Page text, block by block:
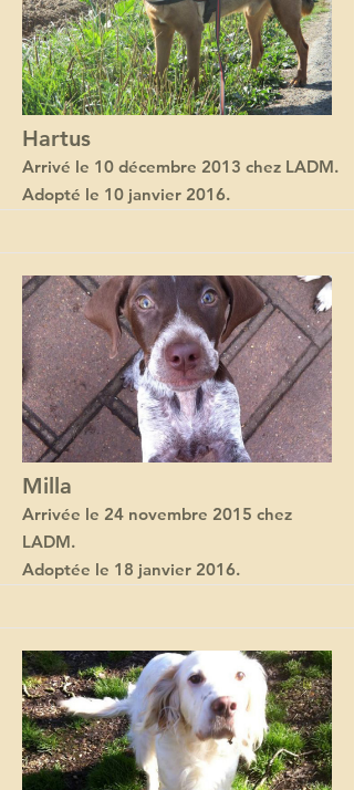
Hartus
Arrivé le 10 décembre 2013 chez LADM.
Adopté le 10 janvier 2016.
Milla
Arrivée le 24 novembre 2015 chez
LADM.
Adoptée le 18 janvier 2016.